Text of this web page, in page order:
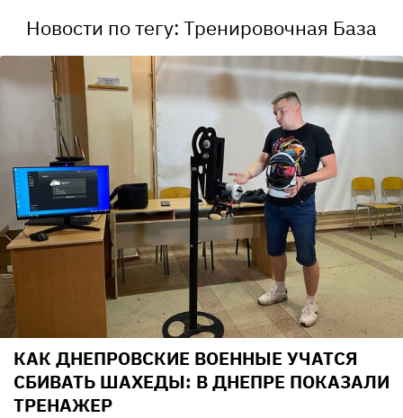
Новости по тегу: Тренировочная База
КАК ДНЕПРОВСКИЕ ВОЕННЫЕ УЧАТСЯ
СБИВАТЬ ШАХЕДЫ: В ДНЕПРЕ ПОКАЗАЛИ
ТРЕНАЖЕР